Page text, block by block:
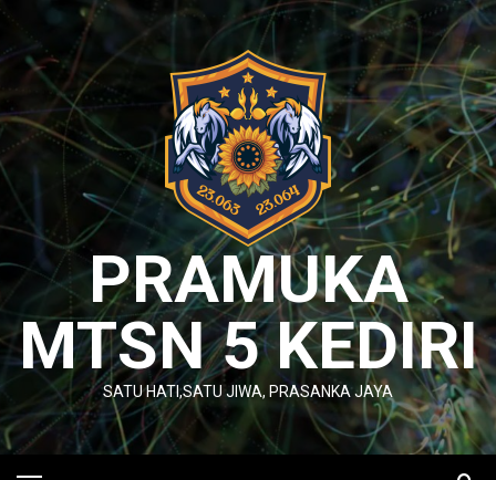
Skip
content
PRAMUKA
MTSN 5 KEDIRI
SATU HATI,SATU JIWA, PRASANKA JAYA